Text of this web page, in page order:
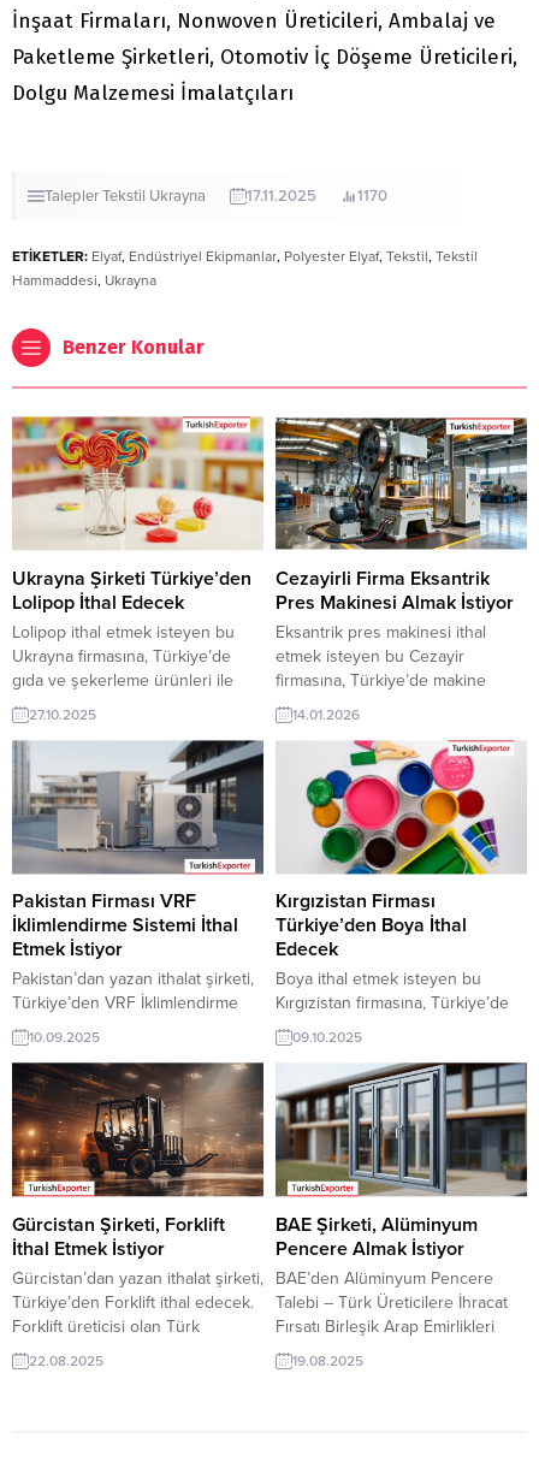
İnşaat Firmaları, Nonwoven Üreticileri, Ambalaj ve
Paketleme Şirketleri, Otomotiv İç Döşeme Üreticileri,
Dolgu Malzemesi İmalatçıları
TaleplerTekstil Ukrayna 17.11.2025 1170
ETİKETLER: Elyaf, Endüstriyel Ekipmanlar, Polyester Elyaf, Tekstil, Tekstil
Hammaddesi, Ukrayna
Benzer Konular
Ukrayna Şirketi Türkiye’den
Lolipop İthal Edecek
Lolipop ithal etmek isteyen bu
Ukrayna firmasına, Türkiye’de
gıda ve şekerleme ürünleri ile
lolipop üreticisi veya tedarikçisi
olan ihracatçı firmalar teklif
sunabilirler. Yeni bir ihracat pazarı
fırsatı olan bu alım ilanının iletişim
bilgilerine TurkishExporter VIP
üyeleri ile TE üyelik kredisi sahibi
ihracat şirketleri erişebilmektedir.
➤ Bu ithalat alım talebinin
detaylarına...
27.10.2025
Cezayirli Firma Eksantrik
Pres Makinesi Almak İstiyor
Eksantrik pres makinesi ithal
etmek isteyen bu Cezayir
firmasına, Türkiye’de makine
imalatı ve metal şekillendirme
teknolojileri ile pres makinesi
üreticisi veya tedarikçisi olan
ihracatçı firmalar teklif sunabilirler.
Yeni bir ihracat pazarı fırsatı olan
bu alım ilanının iletişim bilgilerine
TurkishExporter VIP üyeleri ile TE
üyelik kredisi sahibi ihracat
şirketleri erişebilmektedir. ➤...
14.01.2026
Pakistan Firması VRF
İklimlendirme Sistemi İthal
Etmek İstiyor
Pakistan’dan yazan ithalat şirketi,
Türkiye’den VRF İklimlendirme
Sistemi ithal etmek istiyor. Klima &
iklimlendirme sistemleri üreticisi
olan Türk şirketler için
Pakistan’dan gelen bu talep yeni
bir ihracat pazarı olabilir. Bu alım
ilanın detaylarına TurkishExporter
/ VIP üyeleri cevap verebilir. ➤
Talebin detaylarına buradan
ulaşabilirsiniz. Tüm Isıtma ve
Soğutma Havalandırma İthalat...
10.09.2025
Kırgızistan Firması
Türkiye’den Boya İthal
Edecek
Boya ithal etmek isteyen bu
Kırgızistan firmasına, Türkiye’de
inşaat ve kimyasal ürünler ile
boya üreticisi veya tedarikçisi
olan ihracatçı firmalar teklif
sunabilirler. Yeni bir ihracat pazarı
fırsatı olan bu alım ilanının iletişim
bilgilerine TurkishExporter VIP
üyeleri ile TE üyelik kredisi sahibi
ihracat şirketleri erişebilmektedir.
➤ Bu ithalat alım talebinin
detaylarına buradan...
09.10.2025
Gürcistan Şirketi, Forklift
İthal Etmek İstiyor
Gürcistan’dan yazan ithalat şirketi,
Türkiye’den Forklift ithal edecek.
Forklift üreticisi olan Türk
şirketleri için yeni bir ihracat
pazarı olabilir. Bu alım ilanın
22.08.2025
BAE Şirketi, Alüminyum
Pencere Almak İstiyor
BAE’den Alüminyum Pencere
Talebi – Türk Üreticilere İhracat
Fırsatı Birleşik Arap Emirlikleri
merkezli bir şirket, Türkiye’den
alüminyum pencere tedarik
19.08.2025